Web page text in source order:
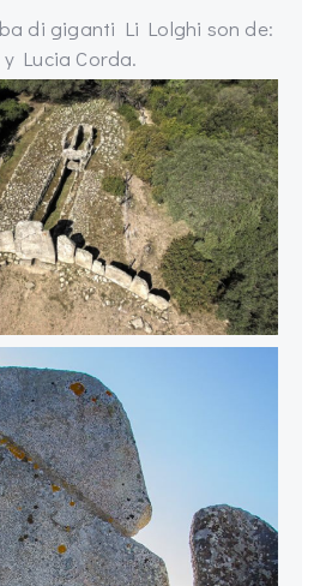
di giganti Li Lolghi son de:
Lucia Corda.